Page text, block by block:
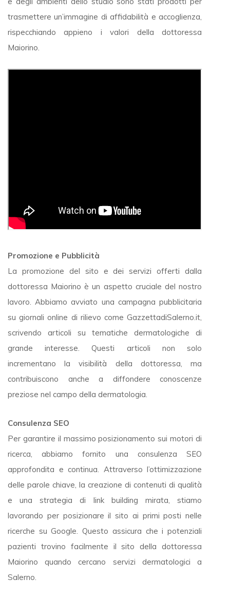
trasmettere un’immagine di affidabilità e accoglienza,
rispecchiando appieno i valori della dottoressa
Maiorino.
Promozione e Pubblicità
La promozione del sito e dei servizi offerti dalla
dottoressa Maiorino è un aspetto cruciale del nostro
lavoro. Abbiamo avviato una campagna pubblicitaria
su giornali online di rilievo come GazzettadiSalerno.it,
scrivendo articoli su tematiche dermatologiche di
grande interesse. Questi articoli non solo
incrementano la visibilità della dottoressa, ma
contribuiscono anche a diffondere conoscenze
preziose nel campo della dermatologia.
Consulenza SEO
Per garantire il massimo posizionamento sui motori di
ricerca, abbiamo fornito una consulenza SEO
approfondita e continua. Attraverso l’ottimizzazione
delle parole chiave, la creazione di contenuti di qualità
e una strategia di link building mirata, stiamo
lavorando per posizionare il sito ai primi posti nelle
ricerche su Google. Questo assicura che i potenziali
pazienti trovino facilmente il sito della dottoressa
Maiorino quando cercano servizi dermatologici a
Salerno.